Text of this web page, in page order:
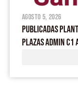
agosto 5, 2026
PUBLICADAS
PLAZAS ADMIN C1